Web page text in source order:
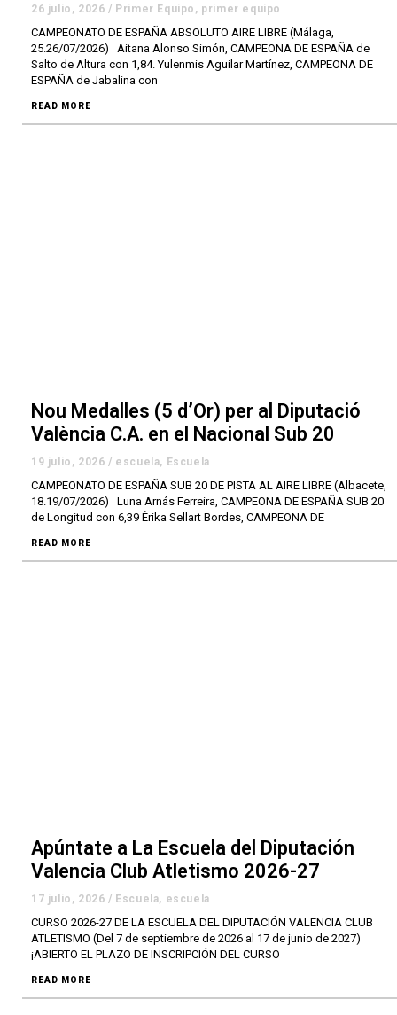
26 julio, 2026 / Primer Equipo , primer equipo
CAMPEONATO DE ESPAÑA ABSOLUTO AIRE LIBRE (Málaga,
25.26/07/2026) Aitana Alonso Simón, CAMPEONA DE ESPAÑA de
Salto de Altura con 1,84. Yulenmis Aguilar Martínez, CAMPEONA DE
ESPAÑA de Jabalina con
READ MORE
Nou Medalles (5 d’Or) per al Diputació
València C.A. en el Nacional Sub 20
19 julio, 2026 / escuela, Escuela
CAMPEONATO DE ESPAÑA SUB 20 DE PISTA AL AIRE LIBRE (Albacete,
18.19/07/2026) Luna Arnás Ferreira, CAMPEONA DE ESPAÑA SUB 20
de Longitud con 6,39 Érika Sellart Bordes, CAMPEONA DE
READ MORE
Apúntate a La Escuela del Diputación
Valencia Club Atletismo 2026-27
17 julio, 2026 / Escuela, escuela
CURSO 2026-27 DE LA ESCUELA DEL DIPUTACIÓN VALENCIA CLUB
ATLETISMO (Del 7 de septiembre de 2026 al 17 de junio de 2027)
¡ABIERTO EL PLAZO DE INSCRIPCIÓN DEL CURSO
READ MORE